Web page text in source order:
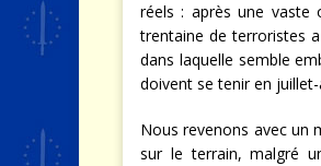
réels : après une vaste
trentaine de terroristes
dans laquelle semble
doivent se tenir en
Nous revenons avec un
sur le terrain, malgré